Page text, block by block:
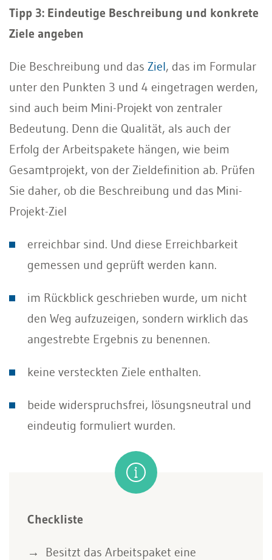
Tipp 3: Eindeutige Beschreibung und konkrete
Ziele angeben
Die Beschreibung und das Ziel, das im Formular
unter den Punkten 3 und 4 eingetragen werden,
sind auch beim Mini-Projekt von zentraler
Bedeutung. Denn die Qualität, als auch der
Erfolg der Arbeitspakete hängen, wie beim
Gesamtprojekt, von der Zieldefinition ab. Prüfen
Sie daher, ob die Beschreibung und das Mini-
Projekt-Ziel
erreichbar sind. Und diese Erreichbarkeit
gemessen und geprüft werden kann.
im Rückblick geschrieben wurde, um nicht
den Weg aufzuzeigen, sondern wirklich das
angestrebte Ergebnis zu benennen.
keine versteckten Ziele enthalten.
beide widerspruchsfrei, lösungsneutral und
eindeutig formuliert wurden.
Checkliste
Besitzt das Arbeitspaket eine